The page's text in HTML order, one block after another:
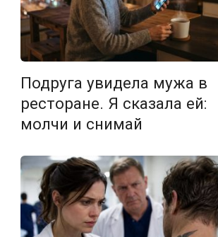
Подруга увидела мужа в
ресторане. Я сказала ей:
молчи и снимай